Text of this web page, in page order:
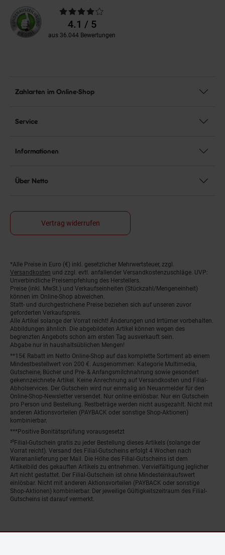
Durchschnittliche
Bewertungen4.1 / 5
aus 36.044 Bewertungen
Zahlarten im Online-Shop
Service
Informationen
Über Netto
Vertrag widerrufen
Fußnoten
*Alle Preise in Euro (€) inkl. gesetzlicher Mehrwertsteuer, zzgl.
Versandkosten und zzgl. evtl. anfallender Versandkostenzuschläge. UVP:
Unverbindliche Preisempfehlung des Herstellers.
Preise (inkl. MwSt.) und Verkaufseinheiten (Stückzahl/Mengeneinheit)
können im Online-Shop abweichen.
Statt- und durchgestrichene Preise beziehen sich auf unseren zuvor
geforderten Verkaufspreis.
Alle Artikel solange der Vorrat reicht! Änderungen und Irrtümer vorbehalten.
Abbildungen ähnlich. Die abgebildeten Artikel können wegen des
begrenzten Angebots schon am ersten Tag ausverkauft sein.
Abgabe nur in haushaltsüblichen Mengen!
**15€ Rabatt im Netto Online-Shop auf das komplette Sortiment ab einem
Mindestbestellwert von 200 €. Ausgenommen: Kategorie Multimedia,
Gutscheine, Bücher und Pre- & Anfangsmilchnahrung sowie gesondert
gekennzeichnete Artikel. Keine Anrechnung auf Versandkosten und Filial-
Abholservices. Der Gutschein wird nur einmalig an Neuanmelder für den
Online-Shop-Newsletter versendet. Nur online einlösbar. Nur ein Gutschein
pro Person und Bestellung. Restbeträge werden nicht ausgezahlt. Nicht mit
anderen Aktionsvorteilen (PAYBACK oder sonstige Shop-Aktionen)
kombinierbar.
***Positive Bonitätsprüfung vorausgesetzt
²⁰Filial-Gutschein gratis zu jeder Bestellung dieses Artikels (solange der
Vorrat reicht). Versand des Filial-Gutscheins erfolgt 4 Wochen nach
Warenanlieferung per Mail. Die Höhe des Filial-Gutscheins ist dem
Artikelbild des gekauften Artikels zu entnehmen. Vervielfältigung jeglicher
Art nicht gestattet. Der Filial-Gutschein ist ohne Mindesteinkaufswert
einlösbar. Nicht mit anderen Aktionsvorteilen (PAYBACK oder sonstige
Shop-Aktionen) kombinierbar. Der jeweilige Gültigkeitszeitraum des Filial-
Gutscheins ist darauf vermerkt.